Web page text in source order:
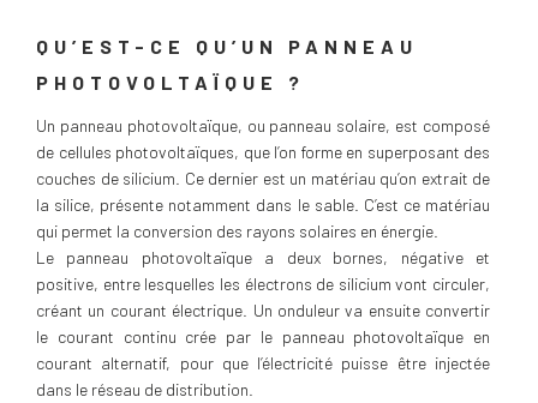
QU’EST-CE QU’UN PANNEAU
PHOTOVOLTAÏQUE ?
Un panneau photovoltaïque, ou panneau solaire, est composé
de cellules photovoltaïques, que l’on forme en superposant des
couches de silicium. Ce dernier est un matériau qu’on extrait de
la silice, présente notamment dans le sable. C’est ce matériau
qui permet la conversion des rayons solaires en énergie.
Le panneau photovoltaïque a deux bornes, négative et
positive, entre lesquelles les électrons de silicium vont circuler,
créant un courant électrique. Un onduleur va ensuite convertir
le courant continu crée par le panneau photovoltaïque en
courant alternatif, pour que l’électricité puisse être injectée
dans le réseau de distribution.